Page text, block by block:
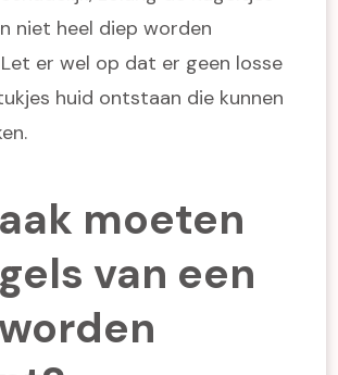
niet heel diep worden
er wel op dat er geen losse
huid ontstaan die kunnen
moeten
van een